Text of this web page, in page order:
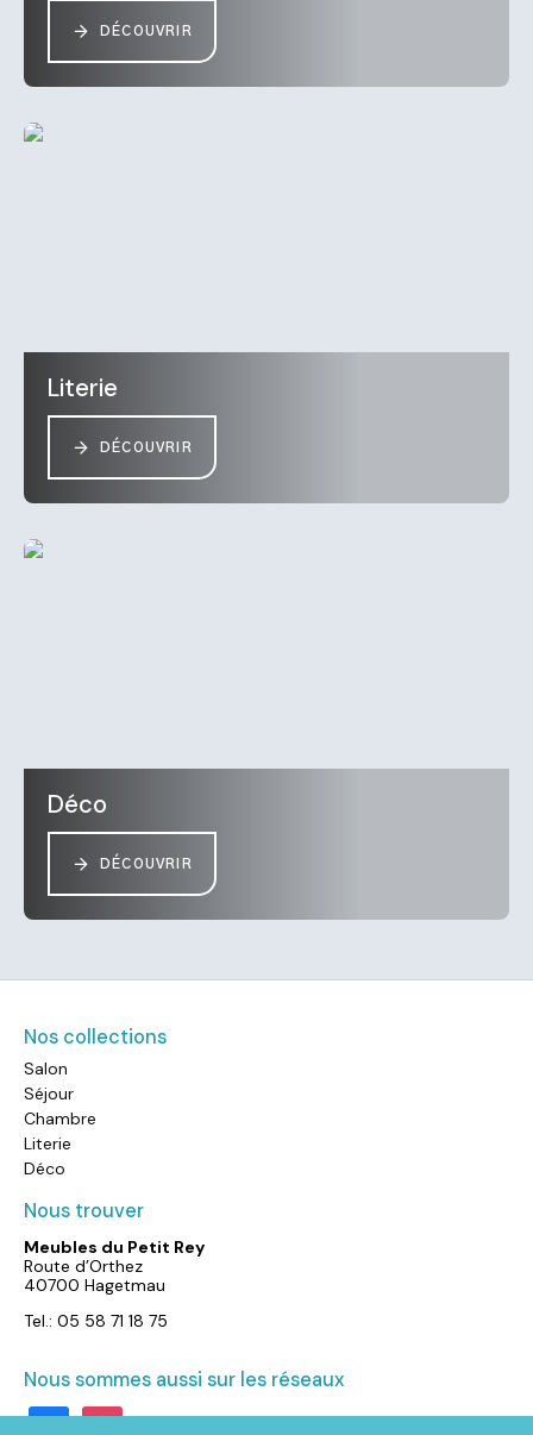
DÉCOUVRIR
Literie
DÉCOUVRIR
Déco
DÉCOUVRIR
Nos collections
Salon
Séjour
Chambre
Literie
Déco
Nous trouver
Meubles du Petit Rey
Route d’Orthez
40700 Hagetmau
Tel.: 05 58 71 18 75
Nous sommes aussi sur les réseaux
facebookinstagram